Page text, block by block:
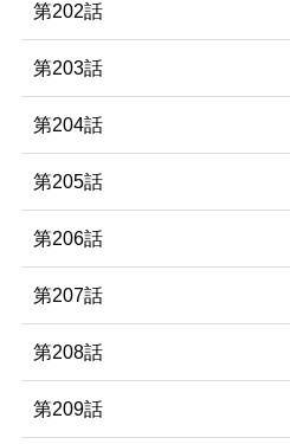
第202話
第203話
第204話
第205話
第206話
第207話
第208話
第209話